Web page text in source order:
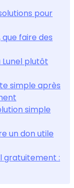
pour
faire des
plutôt
simple après
simple
un don utile
gratuitement :